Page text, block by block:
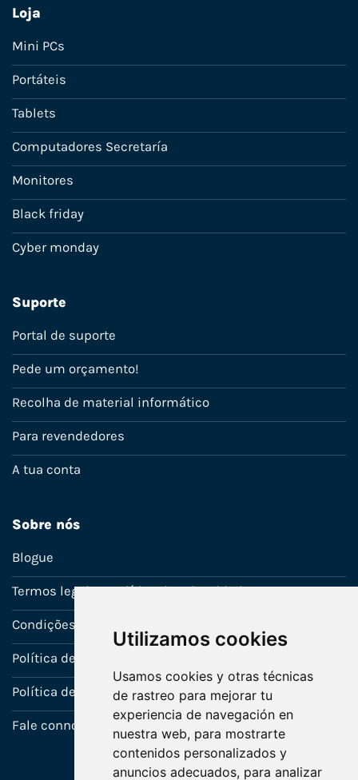
Utilizamos cookies
Usamos cookies y otras técnicas
de rastreo para mejorar tu
experiencia de navegación en
nuestra web, para mostrarte
contenidos personalizados y
anuncios adecuados, para analizar
Loja
Mini PCs
Portáteis
Tablets
Computadores Secretaría
Monitores
Black friday
Cyber monday
Suporte
Portal de suporte
Pede um orçamento!
Recolha de material informático
Para revendedores
A tua conta
Sobre nós
Blogue
Termos legais e política de privacidade
Condições de venda
Política de Garantia
Política de utilização de cookies
Fale connosco